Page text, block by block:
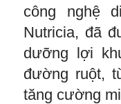
công nghệ
Nutricia, đã
dưỡng lợi
đường ruột,
tăng cường